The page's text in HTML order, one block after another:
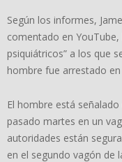
Según los informes,
comentado en
psiquiátricos” a los que
hombre fue arrestado
El hombre está
pasado martes en un
autoridades están
en el segundo vagón de